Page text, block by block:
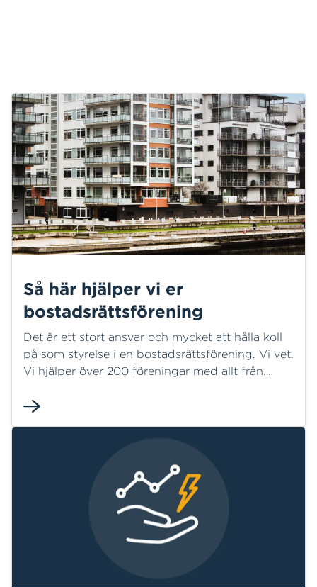
Så här hjälper vi er
bostadsrättsförening
Det är ett stort ansvar och mycket att hålla koll
på som styrelse i en bostadsrättsförening. Vi vet.
Vi hjälper över 200 föreningar med allt från
kloka elavtal och solceller på taket till